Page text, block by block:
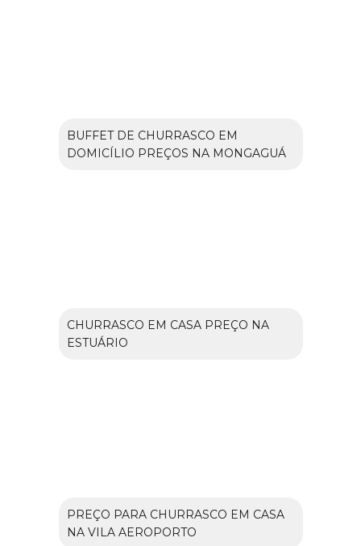
BUFFET DE CHURRASCO EM
DOMICÍLIO PREÇOS NA MONGAGUÁ
CHURRASCO EM CASA PREÇO NA
ESTUÁRIO
PREÇO PARA CHURRASCO EM CASA
NA VILA AEROPORTO